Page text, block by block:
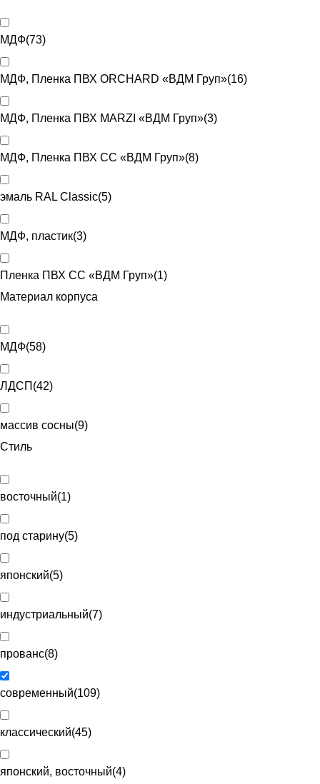
МДФ(73)
МДФ, Пленка ПВХ ORCHARD «ВДМ Груп»(16)
МДФ, Пленка ПВХ MARZI «ВДМ Груп»(3)
МДФ, Пленка ПВХ CC «ВДМ Груп»(8)
эмаль RAL Classic(5)
МДФ, пластик(3)
Пленка ПВХ CC «ВДМ Груп»(1)
Материал корпуса
МДФ(58)
ЛДСП (42)
массив сосны(9)
Стиль
восточный(1)
под старину(5)
японский(5)
индустриальный(7)
прованс(8)
современный(109)
классический(45)
японский, восточный(4)